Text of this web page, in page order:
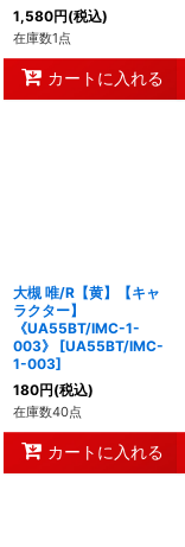
1,580円(税込)
在庫数1点
カートに入れる
大槻 唯/R【黄】【キャ
ラクター】
《UA55BT/IMC-1-
003》
[UA55BT/IMC-
1-003]
180円(税込)
在庫数40点
カートに入れる